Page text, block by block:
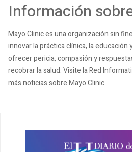
Información
Mayo Clinic es una organización sin
innovar la práctica clínica, la educación
ofrecer pericia, compasión y
recobrar la salud. Visite la Red
más noticias sobre Mayo Clinic.